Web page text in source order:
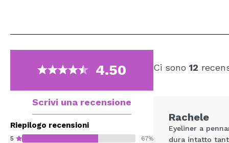
4.50
Scrivi una recensione
Riepilogo recensioni
5 67%
Ci sono 12
Rachele
Eyeliner a
dura intatto